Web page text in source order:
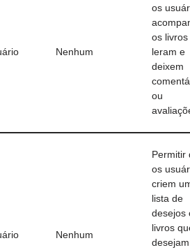
Nenhum
os
os livros
leram e
deixem
ou
Nenhum
Permitir
os
criem
lista de
desejos
livros